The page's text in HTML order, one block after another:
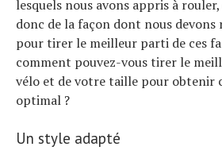
lesquels nous avons appris à
donc de la façon dont nous devons
pour tirer le meilleur parti de ces
comment pouvez-vous tirer le
vélo et de votre taille pour obtenir
optimal ?
Un style adapté